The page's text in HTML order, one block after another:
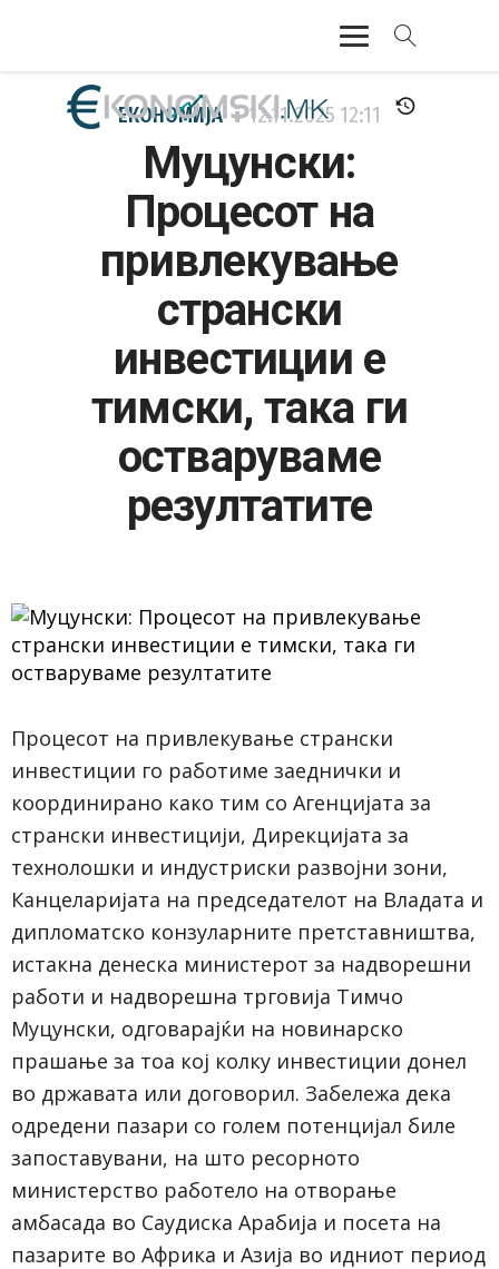
АКТУЕЛНО
ЕКОНОМИЈА
ФИНАНСИИ
БАНКАРСТВО
ЕКОНОМИЈА 12.11.2025 12:11
Муцунски:
Процесот на
привлекување
странски
инвестиции е
тимски, така ги
остваруваме
резултатите
Процесот на привлекување странски
инвестиции го работиме заеднички и
координирано како тим со Агенцијата за
странски инвестицији, Дирекцијата за
технолошки и индустриски развојни зони,
Канцеларијата на председателот на Владата и
дипломатско конзуларните претставништва,
истакна денеска министерот за надворешни
работи и надворешна трговија Тимчо
Муцунски, одговарајќи на новинарско
прашање за тоа кој колку инвестиции донел
во државата или договорил. Забележа дека
одредени пазари со голем потенцијал биле
запоставувани, на што ресорното
министерство работело на отворање
амбасада во Саудиска Арабија и посета на
пазарите во Африка и Азија во идниот период